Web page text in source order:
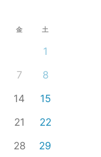
金 土
1
7
8
14
15
21
22
28
29